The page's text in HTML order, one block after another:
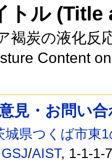
トル
褐炭の液化反
Content
見・お問い
城県つくば市東
GSJ/AIST, 1-1-1-